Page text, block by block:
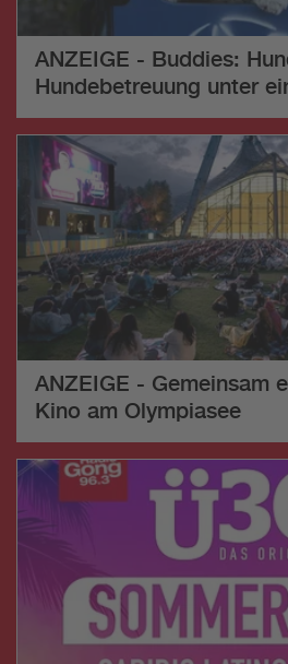
ANZEIGE - Buddies:
Hundebetreuung unter
ANZEIGE - Gemeinsam
Kino am Olympiasee